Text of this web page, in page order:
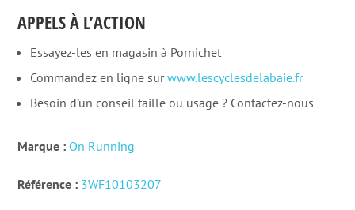
APPELS À L’ACTION
Essayez-les en magasin à Pornichet
Commandez en ligne surwww.lescyclesdelabaie.fr
Besoin d’un conseil taille ou usage ? Contactez-nous
Marque : On Running
Référence : 3WF10103207